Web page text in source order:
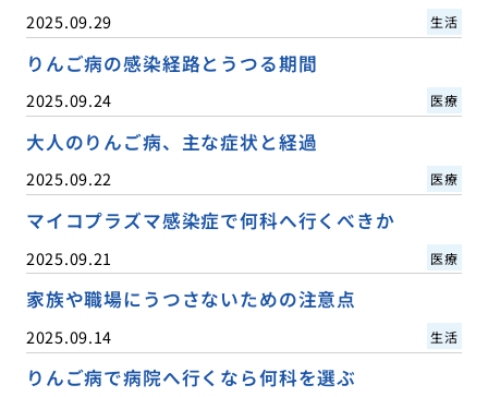
2025.09.29 生活
りんご病の感染経路とうつる期間
2025.09.24 医療
大人のりんご病、主な症状と経過
2025.09.22 医療
マイコプラズマ感染症で何科へ行くべきか
2025.09.21 医療
家族や職場にうつさないための注意点
2025.09.14 生活
りんご病で病院へ行くなら何科を選ぶ